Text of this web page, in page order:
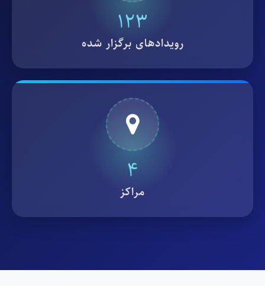
123
رویدادهای برگزار شده
4
مراکز